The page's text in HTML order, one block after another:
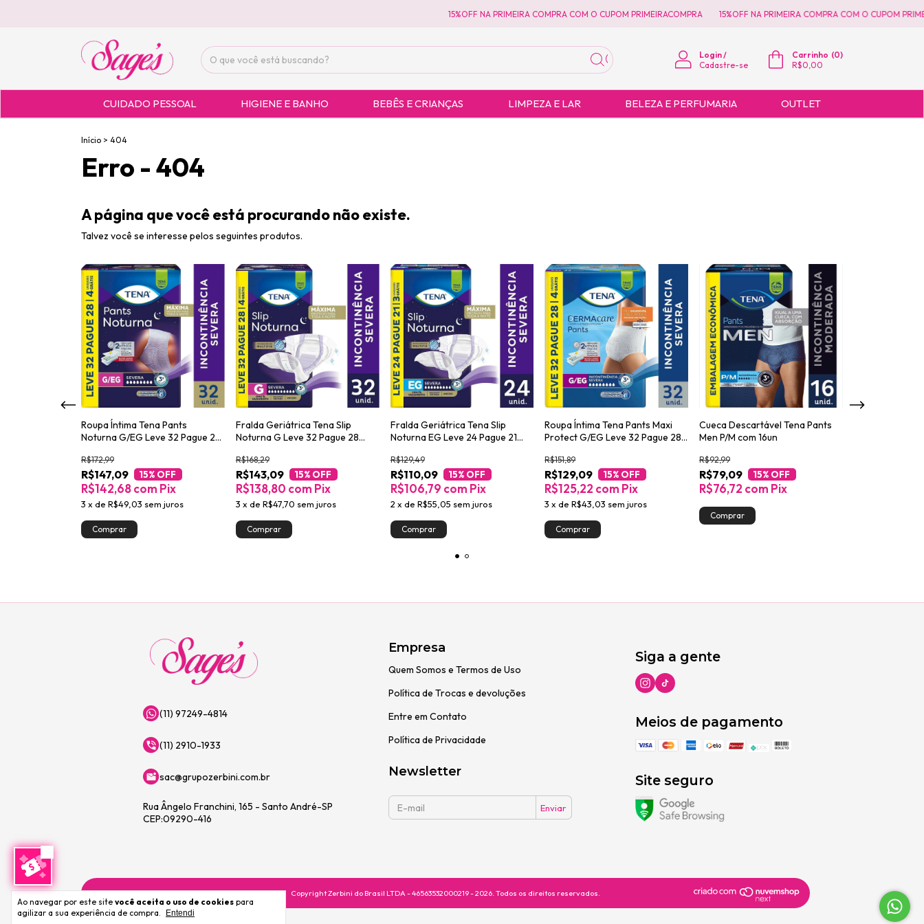
15%OFF NA PRIMEIRA COMPRA COM O CUPOM PRIMEIRACOMPRA 15%OFF NA PRIMEIRA COMPRA COM O CUPOM
Login /
Cadastre-se
Carrinho (0)
R$0,00
CUIDADO PESSOAL HIGIENE E BANHO BEBÊS E CRIANÇAS LIMPEZA E LAR BELEZA E PERFUMARIA OUTLET
Ao navegar por este site você aceita o uso de cookies para
agilizar a sua experiência de compra.
Entendi
Início > 404
Erro - 404
A página que você está procurando não existe.
Talvez você se interesse pelos seguintes produtos.
Roupa Íntima Tena Pants
Noturna G/EG Leve 32 Pague 28
R$147,09
R$172,99
15% OFF
3 x de R$49,03 sem juros
R$142,68com Pix
Fralda Geriátrica Tena Slip
Noturna G Leve 32 Pague 28
R$143,09
R$168,29
15% OFF
3 x de R$47,70 sem juros
R$138,80 com Pix
Fralda Geriátrica Tena Slip
Noturna EG Leve 24 Pague 21
R$110,09
R$129,49
15% OFF
2 x de R$55,05 sem juros
R$106,79 com Pix
Roupa Íntima Tena Pants Maxi
Protect G/EG Leve 32 Pague 28
R$129,09
R$151,89
15% OFF
3 xdeR$43,03 sem juros
R$125,22 com Pix
Cueca Descartável Tena Pants
Men P/M com 16un
R$79,09
R$92,99
15% OFF
R$76,72 com Pix
(11) 97249-4814
(11) 2910-1933
sac@grupozerbini.com.br
Rua Ângelo Franchini, 165 - Santo André-SP
CEP:09290-416
Empresa
Quem Somos e Termos de Uso
Política de Trocas e devoluções
Entre em Contato
Política de Privacidade
Newsletter
Siga a gente
Meios de pagamento
Site seguro
Copyright Zerbini do Brasil LTDA - 46563532000219 - 2026. Todos os direitos reservados.